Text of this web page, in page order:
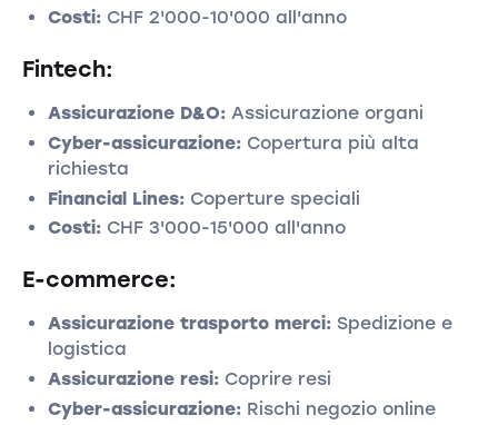
Costi: CHF 2'000-10'000 all'anno
Fintech:
Assicurazione D&O: Assicurazione organi
Cyber-assicurazione: Copertura più alta
richiesta
Financial Lines: Coperture speciali
Costi: CHF 3'000-15'000 all'anno
E-commerce:
Assicurazione trasporto merci: Spedizione e
logistica
Assicurazione resi: Coprire resi
Cyber-assicurazione: Rischi negozio online